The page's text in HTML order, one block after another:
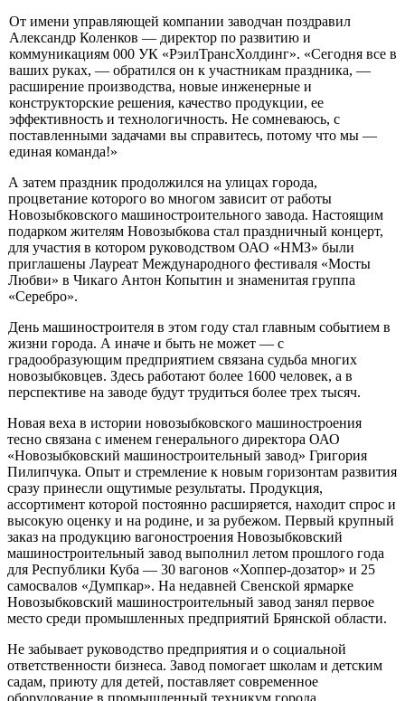
От имени управляющей компании заводчан поздравил
Александр Коленков — директор по развитию и
коммуникациям 000 УК «РэилТрансХолдинг». «Се­годня все в
ваших руках, — обратился он к участникам праздника, —
расши­рение производства, новые инженерные и
конструкторские решения, качество продукции, ее
эффективность и технологичность. Не сомневаюсь, с
поставлен­ными задачами вы справитесь, потому что мы —
единая команда!»
А затем праздник продолжился на улицах города,
процветание которого во многом зависит от работы
Новозыбковского машиностроительного заво­да. Настоящим
подарком жителям Новозыбкова стал праздничный концерт,
для участия в котором руководством ОАО «НМЗ» были
приглашены Лауреат Международного фестиваля «Мосты
Любви» в Чикаго Антон Копытин и зна­менитая группа
«Серебро».
День машиностроителя в этом году стал главным событием в
жизни го­рода. А иначе и быть не может — с
градообразующим предприятием свя­зана судьба многих
новозыбковцев. Здесь работают более 1600 человек, а в
перспективе на заводе будут трудиться более трех тысяч.
Новая веха в истории новозыбковского машиностроения
тесно свя­зана с именем генерального директора ОАО
«Новозыбковский машино­строительный завод» Григория
Пилипчука. Опыт и стремление к новым горизонтам развития
сразу принесли ощутимые результаты. Продукция,
ассортимент которой постоянно расширяется, находит спрос и
высокую оценку и на родине, и за рубежом. Первый крупный
заказ на продукцию вагоностроения Новозыбковский
машиностроительный завод выполнил летом прошлого года
для Республики Куба — 30 вагонов «Хоппер-доза­тор» и 25
самосвалов «Думпкар». На недавней Свенской ярмарке
Новозыб­ковский машиностроительный завод занял первое
место среди промыш­ленных предприятий Брянской области.
Не забывает руководство предприятия и о социальной
ответственно­сти бизнеса. Завод помогает школам и детским
садам, приюту для де­тей, поставляет современное